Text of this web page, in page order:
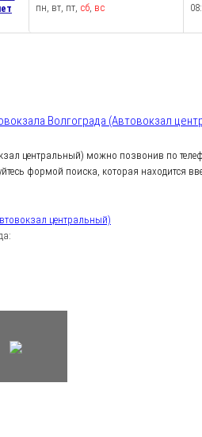
пн, вт, пт, сб, вс
Волгограда (Автовокзал
центральный) можно позвонив по
формой поиска, которая находится
центральный)